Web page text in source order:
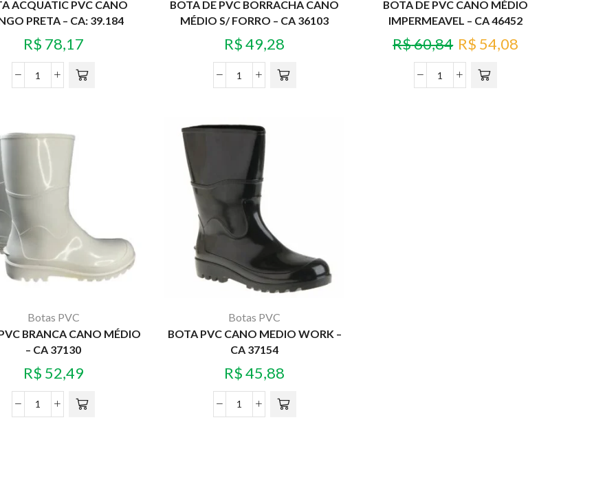
ACQUATIC PVC CANO
PRETA – CA: 39.184
R$ 78,17
BOTA DE PVC BORRACHA CANO
MÉDIO S/ FORRO – CA 36103
R$49,28
BOTA DE PVC CANO MÉDIO
IMPERMEAVEL – CA 46452
R$60,84 R$ 54,08
Botas PVC
BRANCA CANO MÉDIO
– CA 37130
R$ 52,49
Botas PVC
BOTA PVC CANO MEDIO WORK –
CA 37154
R$45,88